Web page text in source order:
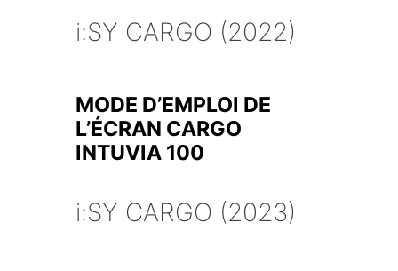
i:SY CARGO (2022)
MODE D’EMPLOI DE
L’ÉCRAN CARGO
INTUVIA 100
i:SY CARGO (2023)